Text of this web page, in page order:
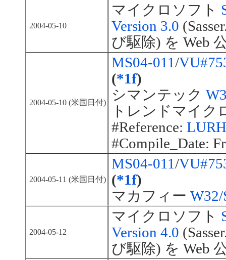
2004-05-10
マイクロソフト
Version 3.0
び駆除) を Web
2004-05-10 (米国日付)
MS04-011/
(*1f)
シマンテック
トレンドマイク
#Reference:
#Compile_Date:
2004-05-11 (米国日付)
MS04-011/
(*1f)
マカフィー W32/
2004-05-12
マイクロソフト
Version 4.0
び駆除) を Web